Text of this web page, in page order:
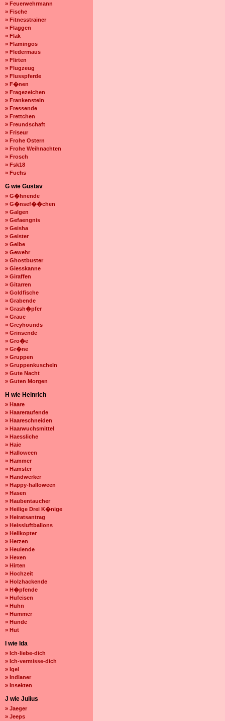
» Feuerwehrmann
» Fische
» Fitnesstrainer
» Flaggen
» Flak
» Flamingos
» Fledermaus
» Flirten
» Flugzeug
» Flusspferde
» F�nen
» Fragezeichen
» Frankenstein
» Fressende
» Frettchen
» Freundschaft
» Friseur
» Frohe Ostern
» Frohe Weihnachten
» Frosch
» Fsk18
» Fuchs
G wie Gustav
» G�hnende
» G�nsef��chen
» Galgen
» Gefaengnis
» Geisha
» Geister
» Gelbe
» Gewehr
» Ghostbuster
» Giesskanne
» Giraffen
» Gitarren
» Goldfische
» Grabende
» Grash�pfer
» Graue
» Greyhounds
» Grinsende
» Gro�e
» Gr�ne
» Gruppen
» Gruppenkuscheln
» Gute Nacht
» Guten Morgen
H wie Heinrich
» Haare
» Haareraufende
» Haareschneiden
» Haarwuchsmittel
» Haessliche
» Haie
» Halloween
» Hammer
» Hamster
» Handwerker
» Happy-halloween
» Hasen
» Haubentaucher
» Heilige Drei K�nige
» Heiratsantrag
» Heissluftballons
» Helikopter
» Herzen
» Heulende
» Hexen
» Hirten
» Hochzeit
» Holzhackende
» H�pfende
» Hufeisen
» Huhn
» Hummer
» Hunde
» Hut
I wie Ida
» Ich-liebe-dich
» Ich-vermisse-dich
» Igel
» Indianer
» Insekten
J wie Julius
» Jaeger
» Jeeps